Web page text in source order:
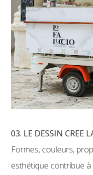
03. LE DESSIN CREE
Formes, couleurs,
esthétique contribue